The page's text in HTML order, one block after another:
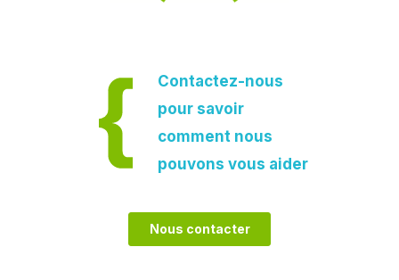
Contactez-nous
pour savoir
comment nous
pouvons vous aider
Nous contacter